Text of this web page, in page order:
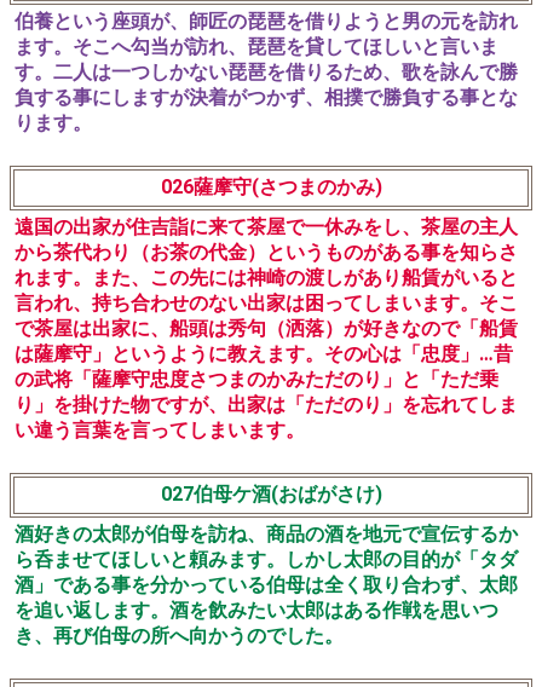
伯養という座頭が、師匠の琵琶を借りようと男の元を訪れ
ます。そこへ勾当が訪れ、琵琶を貸してほしいと言いま
す。二人は一つしかない琵琶を借りるため、歌を詠んで勝
負する事にしますが決着がつかず、相撲で勝負する事とな
ります。
026薩摩守(さつまのかみ)
遠国の出家が住吉詣に来て茶屋で一休みをし、茶屋の主人
から茶代わり（お茶の代金）というものがある事を知らさ
れます。また、この先には神崎の渡しがあり船賃がいると
言われ、持ち合わせのない出家は困ってしまいます。そこ
で茶屋は出家に、船頭は秀句（洒落）が好きなので「船賃
は薩摩守」というように教えます。その心は「忠度」…昔
の武将「薩摩守忠度さつまのかみただのり」と「ただ乗
り」を掛けた物ですが、出家は「ただのり」を忘れてしま
い違う言葉を言ってしまいます。
027伯母ケ酒(おばがさけ)
酒好きの太郎が伯母を訪ね、商品の酒を地元で宣伝するか
ら呑ませてほしいと頼みます。しかし太郎の目的が「タダ
酒」である事を分かっている伯母は全く取り合わず、太郎
を追い返します。酒を飲みたい太郎はある作戦を思いつ
き、再び伯母の所へ向かうのでした。